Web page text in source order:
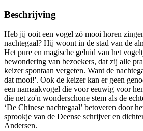
Beschrijving
Heb jij ooit een vogel zó mooi horen
nachtegaal? Hij woont in de stad van de
Het pure en magische geluid van het
bewondering van bezoekers, dat zij alle
keizer spontaan vergeten. Want de
dat mooi!'. Ook de keizer kan er geen
een namaakvogel die voor eeuwig voor
die net zo'n wonderschone stem als de
‘De Chinese nachtegaal’ betoveren door
sprookje van de Deense schrijver en
Andersen.